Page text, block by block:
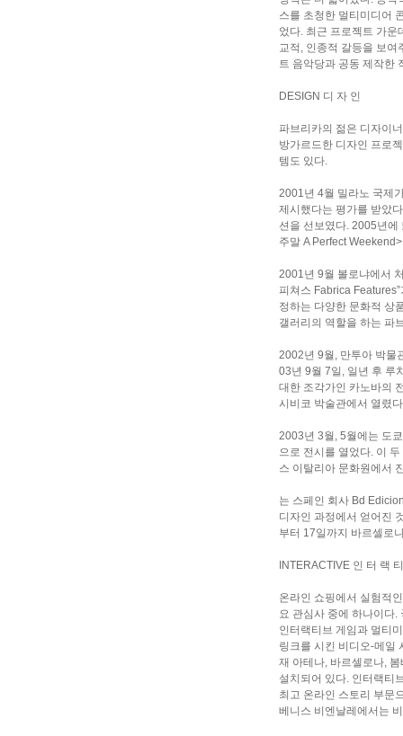
스를 초청한 멀티미디어
었다. 최근 프로젝트 가
교적, 인종적 갈등을 보
트 음악당과 공동 제작한
DESIGN 디 자 인
파브리카의 젊은 디자이
방가르드한 디자인 프로
템도 있다.
2001년 4월 밀라노 국제
제시했다는 평가를 받았
션을 선보였다. 2005년에
주말 A Perfect
2001년 9월 볼로냐에서
피쳐스 Fabrica
정하는 다양한 문화적 상
갤러리의 역할을 하는 파
2002년 9월, 만투아 박물
03년 9월 7일, 일년 후 루
대한 조각가인 카노바의
시비코 박술관에서 열렸
2003년 3월, 5월에는 도
으로 전시를 열었다. 이
스 이탈리아 문화원에서
는 스페인 회사 Bd
디자인 과정에서 얻어진
부터 17일까지 바르셀로
INTERACTIVE 인 터 랙
온라인 쇼핑에서 실험적
요 관심사 중에 하나이다.
인터랙티브 게임과 멀티
링크를 시킨 비디오-메일
재 아테나, 바르셀로나,
설치되어 있다. 인터랙티
최고 온라인 스토리 부문
베니스 비엔날레에서는